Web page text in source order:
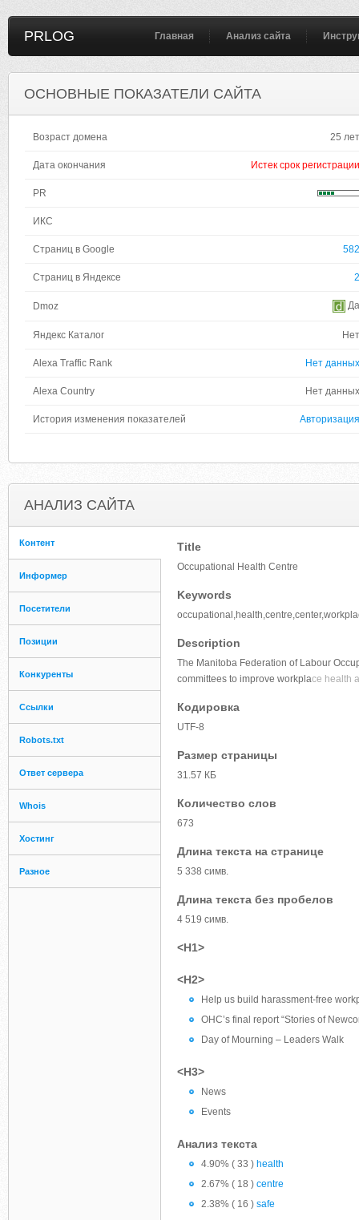
PRLOG Главная Анализ сайта
ОСНОВНЫЕ ПОКАЗАТЕЛИ САЙТА
Возраст домена 25 лет
Дата окончания Истек срок регистрации
PR
ИКС
Страниц в Google 582
Страниц в Яндексе 2
Dmoz Да
Яндекс Каталог Нет
Alexa Traffic Rank Нет данных
Alexa Country Нет данных
История изменения показателей Авторизация
АНАЛИЗ САЙТА
Контент
Информер
Посетители
Позиции
Конкуренты
Ссылки
Robots.txt
Ответ сервера
Whois
Хостинг
Разное
Title
Occupational Health Centre
Keywords
Description
The Manitoba Federation of Labour
committees to improve workplace health
Кодировка
UTF-8
Размер страницы
31.57 КБ
Количество слов
673
Длина текста на странице
5 338 симв.
Длина текста без пробелов
4 519 симв.
<H1>
<H2>
Help us build harassment-free
OHC’s final report “Stories of
Day of Mourning – Leaders Walk
<H3>
News
Events
Анализ текста
4.90% ( 33 ) health
2.67% ( 18 ) centre
2.38% ( 16 ) safe